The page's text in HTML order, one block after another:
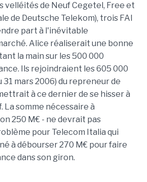
velléités de Neuf Cegetel, Free et
de Deutsche Telekom), trois FAI
part à l'inévitable
Alice réaliserait une bonne
la main sur les 500 000
Ils rejoindraient les 605 000
mars 2006) du repreneur de
à ce dernier de se hisser à
La somme nécessaire à
250 M€ - ne devrait pas
pour Telecom Italia qui
à débourser 270 M€ pour faire
dans son giron.